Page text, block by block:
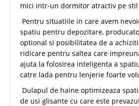
mici intr-un dormitor atractiv pe stil
Pentru situatiile in care avem
spatiu pentru depozitare,
optional si posibilitatea de a
ridicare pentru saltea care
ajuta la folosirea inteligenta a
catre lada pentru lenjerie foarte
Dulapul de haine optimizeaza
de usi glisante cu care este